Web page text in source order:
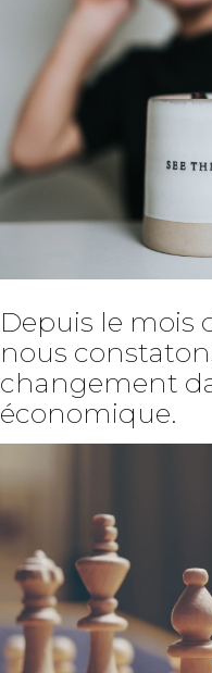
Depuis le mois
nous
changement
économique.